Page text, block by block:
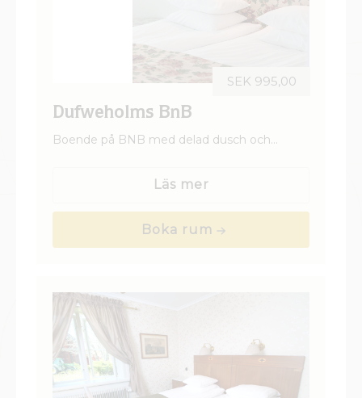
Dufweholms BnB
Boende på BNB med delad dusch och
toalett. Vårt BNB ligger 200 m från
som delar på 2 gemensamma badrum samt
Läs mer
SEK 995,00
Boka rum